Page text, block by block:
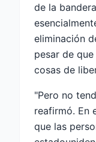
de la
eliminación
pesar de
cosas de
"Pero no
reafirmó. En
que las